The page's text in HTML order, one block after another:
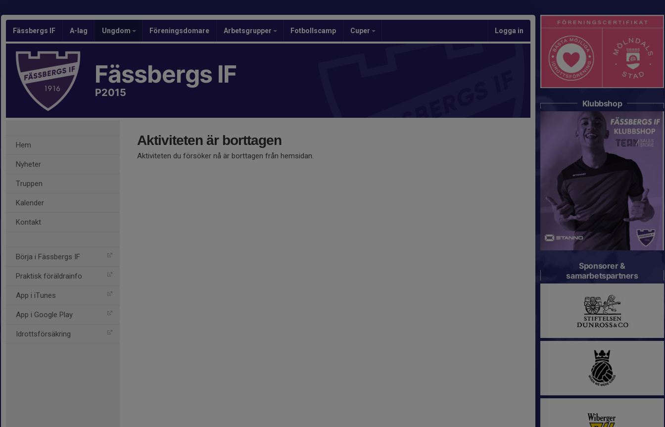
Fässbergs IF A-lag Ungdom Föreningsdomare Arbetsgrupper Fotbollscamp Cuper Logga in
Fässbergs IF
P2015
Hem
Nyheter
Truppen
Kalender
Kontakt
Börja i Fässbergs IF
Praktisk föräldrainfo
App i iTunes
App i Google Play
Idrottsförsäkring
Aktiviteten är borttagen
Aktiviteten du försöker nå är borttagen från hemsidan.
Klubbshop
Sponsorer &
samarbetspartners